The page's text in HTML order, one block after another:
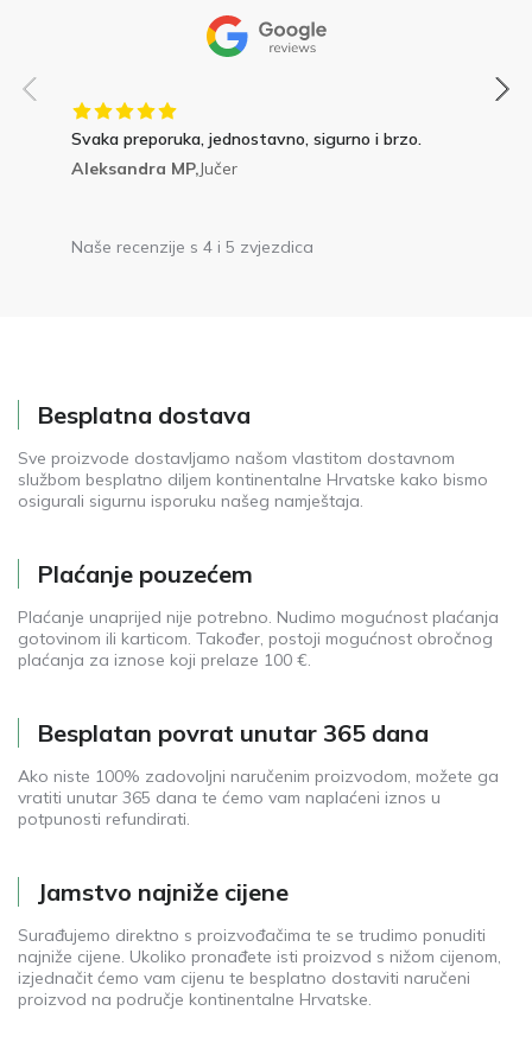
Svaka preporuka, jednostavno, sigurno i brzo.
Aleksandra MP,Jučer
Naše recenzije s 4 i 5 zvjezdica
Besplatna dostava
Sve proizvode dostavljamo našom vlastitom dostavnom
službom besplatno diljem kontinentalne Hrvatske kako bismo
osigurali sigurnu isporuku našeg namještaja.
Plaćanje pouzećem
Plaćanje unaprijed nije potrebno. Nudimo mogućnost plaćanja
gotovinom ili karticom. Također, postoji mogućnost obročnog
plaćanja za iznose koji prelaze 100 €.
Besplatan povrat unutar 365 dana
Ako niste 100% zadovoljni naručenim proizvodom, možete ga
vratiti unutar 365 dana te ćemo vam naplaćeni iznos u
potpunosti refundirati.
Jamstvo najniže cijene
Surađujemo direktno s proizvođačima te se trudimo ponuditi
najniže cijene. Ukoliko pronađete isti proizvod s nižom cijenom,
izjednačit ćemo vam cijenu te besplatno dostaviti naručeni
proizvod na područje kontinentalne Hrvatske.